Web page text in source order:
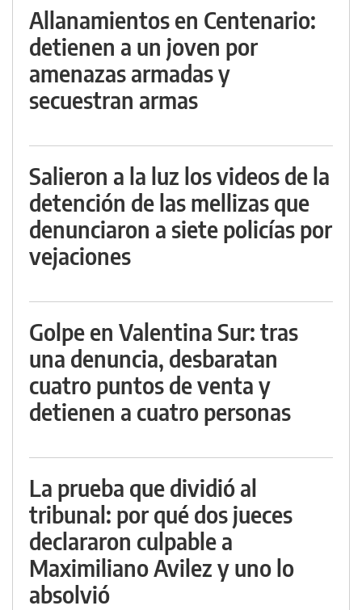
Allanamientos en Centenario:
detienen a un joven por
amenazas armadas y
secuestran armas
Salieron a la luz los videos de la
detención de las mellizas que
denunciaron a siete policías por
vejaciones
Golpe en Valentina Sur: tras
una denuncia, desbaratan
cuatro puntos de venta y
detienen a cuatro personas
La prueba que dividió al
tribunal: por qué dos jueces
declararon culpable a
Maximiliano Avilez y uno lo
absolvió